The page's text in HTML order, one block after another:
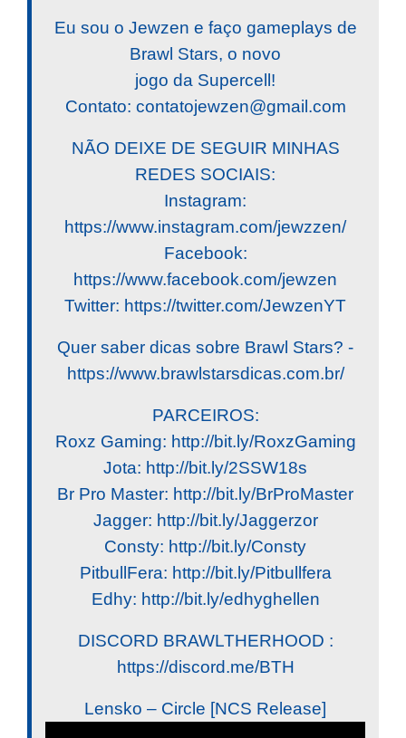
Eu sou o Jewzen e faço gameplays de
Brawl Stars, o novo
jogo da Supercell!
Contato: contatojewzen@gmail.com
NÃO DEIXE DE SEGUIR MINHAS
REDES SOCIAIS:
Instagram:
https://www.instagram.com/jewzzen/
Facebook:
https://www.facebook.com/jewzen
Twitter: https://twitter.com/JewzenYT
Quer saber dicas sobre Brawl Stars? -
https://www.brawlstarsdicas.com.br/
PARCEIROS:
Roxz Gaming: http://bit.ly/RoxzGaming
Jota: http://bit.ly/2SSW18s
Br Pro Master: http://bit.ly/BrProMaster
Jagger: http://bit.ly/Jaggerzor
Consty: http://bit.ly/Consty
PitbullFera: http://bit.ly/Pitbullfera
Edhy: http://bit.ly/edhyghellen
DISCORD BRAWLTHERHOOD :
https://discord.me/BTH
Lensko – Circle [NCS Release]